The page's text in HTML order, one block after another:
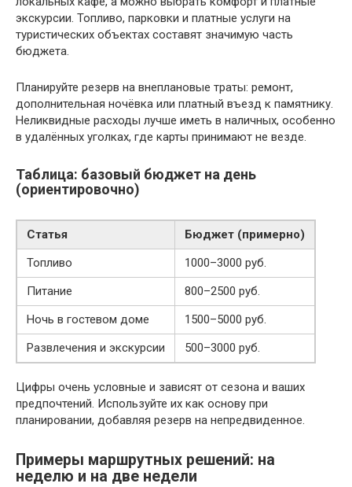
экскурсии. Топливо, парковки и платные услуги на
туристических объектах составят значимую часть
бюджета.
Планируйте резерв на внеплановые траты: ремонт,
дополнительная ночёвка или платный въезд к памятнику.
Неликвидные расходы лучше иметь в наличных, особенно
в удалённых уголках, где карты принимают не везде.
Таблица: базовый бюджет на день
(ориентировочно)
Статья
Бюджет (примерно)
Топливо
1000–3000 руб.
Питание
800–2500 руб.
Ночь в гостевом доме
1500–5000 руб.
Развлечения и экскурсии
500–3000 руб.
Цифры очень условные и зависят от сезона и ваших
предпочтений. Используйте их как основу при
планировании, добавляя резерв на непредвиденное.
Примеры маршрутных решений: на
неделю и на две недели